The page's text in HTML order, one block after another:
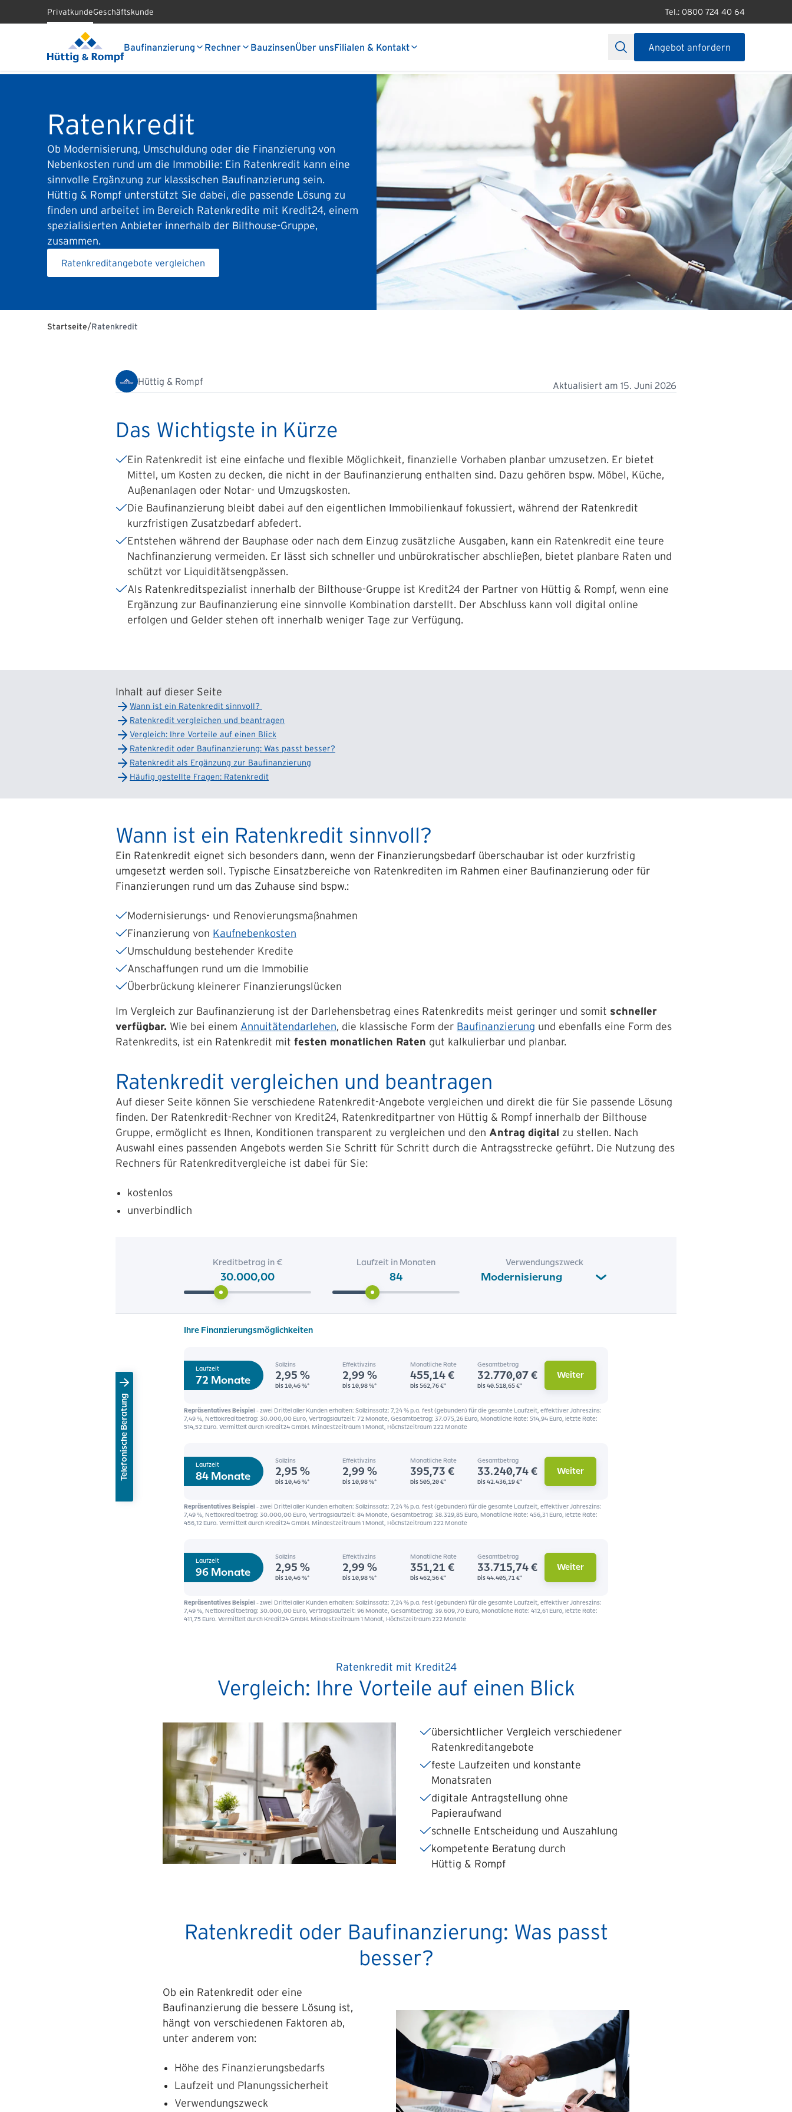
PrivatkundeGeschäftskunde Tel.: 0800 724 40 64
Baufinanzierung Rechner BauzinsenÜber unsFilialen & Kontakt Angebot anfordern
Ratenkredit
Ob Modernisierung, Umschuldung oder die Finanzierung von
Nebenkosten rund um die Immobilie: Ein Ratenkredit kann eine
sinnvolle Ergänzung zur klassischen Baufinanzierung sein.
Hüttig & Rompf unterstützt Sie dabei, die passende Lösung zu
finden und arbeitet im Bereich Ratenkredite mit Kredit24, einem
spezialisierten Anbieter innerhalb der Bilthouse-Gruppe,
zusammen.
Ratenkreditangebote vergleichen
Startseite/Ratenkredit
Hüttig & Rompf Aktualisiert am 15. Juni 2026
Das Wichtigste in Kürze
Ein Ratenkredit ist eine einfache und flexible Möglichkeit, finanzielle Vorhaben planbar umzusetzen. Er bietet
Mittel, um Kosten zu decken, die nicht in der Baufinanzierung enthalten sind. Dazu gehören bspw. Möbel, Küche,
Außenanlagen oder Notar- und Umzugskosten.
Die Baufinanzierung bleibt dabei auf den eigentlichen Immobilienkauf fokussiert, während der Ratenkredit
kurzfristigen Zusatzbedarf abfedert.
Entstehen während der Bauphase oder nach dem Einzug zusätzliche Ausgaben, kann ein Ratenkredit eine teure
Nachfinanzierung vermeiden. Er lässt sich schneller und unbürokratischer abschließen, bietet planbare Raten und
schützt vor Liquiditätsengpässen.
Als Ratenkreditspezialist innerhalb der Bilthouse-Gruppe ist Kredit24 der Partner von Hüttig & Rompf, wenn eine
Ergänzung zur Baufinanzierung eine sinnvolle Kombination darstellt. Der Abschluss kann voll digital online
erfolgen und Gelder stehen oft innerhalb weniger Tage zur Verfügung.
Inhalt auf dieser Seite
Wann ist ein Ratenkredit sinnvoll?
Ratenkredit vergleichen und beantragen
Vergleich: Ihre Vorteile auf einen Blick
Ratenkredit oder Baufinanzierung: Was passt besser?
Ratenkredit als Ergänzung zur Baufinanzierung
Häufig gestellte Fragen: Ratenkredit
Wann ist ein Ratenkredit sinnvoll?
Ein Ratenkredit eignet sich besonders dann, wenn der Finanzierungsbedarf überschaubar ist oder kurzfristig
umgesetzt werden soll. Typische Einsatzbereiche von Ratenkrediten im Rahmen einer Baufinanzierung oder für
Finanzierungen rund um das Zuhause sind bspw.:
Modernisierungs- und Renovierungsmaßnahmen
Finanzierung von Kaufnebenkosten
Umschuldung bestehender Kredite
Anschaffungen rund um die Immobilie
Überbrückung kleinerer Finanzierungslücken
Im Vergleich zur Baufinanzierung ist der Darlehensbetrag eines Ratenkredits meist geringer und somit schneller
verfügbar. Wie bei einem Annuitätendarlehen, die klassische Form der Baufinanzierung und ebenfalls eine Form des
Ratenkredits, ist ein Ratenkredit mit festen monatlichen Raten gut kalkulierbar und planbar.
Ratenkredit vergleichen und beantragen
Auf dieser Seite können Sie verschiedene Ratenkredit-Angebote vergleichen und direkt die für Sie passende Lösung
finden. Der Ratenkredit-Rechner von Kredit24, Ratenkreditpartner von Hüttig & Rompf innerhalb der Bilthouse
Gruppe, ermöglicht es Ihnen, Konditionen transparent zu vergleichen und den Antrag digital zu stellen. Nach
Auswahl eines passenden Angebots werden Sie Schritt für Schritt durch die Antragsstrecke geführt. Die Nutzung des
Rechners für Ratenkreditvergleiche ist dabei für Sie:
kostenlos
unverbindlich
Ratenkredit mit Kredit24
Vergleich: Ihre Vorteile auf einen Blick
übersichtlicher Vergleich verschiedener
Ratenkreditangebote
feste Laufzeiten und konstante
Monatsraten
digitale Antragstellung ohne
Papieraufwand
schnelle Entscheidung und Auszahlung
kompetente Beratung durch
Hüttig & Rompf
Ratenkredit oder Baufinanzierung: Was passt
besser?
Ob ein Ratenkredit oder eine
Baufinanzierung die bessere Lösung ist,
hängt von verschiedenen Faktoren ab,
unter anderem von:
Höhe des Finanzierungsbedarfs
Laufzeit und Planungssicherheit
Verwendungszweck